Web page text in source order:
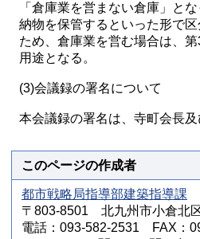
「倉庫業を営まない倉庫」と
納物を保管するといった形で
ため、倉庫業を営む場合は、
用途となる。
(3)会議録の署名について
本会議録の署名は、寺町会長及
このページの作成者
都市戦略局指導部建築指導課
〒803-8501 北九州市小倉北
電話：093-582-2531 FAX：